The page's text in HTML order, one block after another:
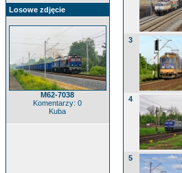
Losowe zdjęcie
M62-7038
Komentarzy: 0
Kuba
3
4
5